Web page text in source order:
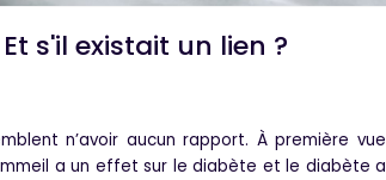
s'il existait un lien ?
n’avoir aucun rapport. À première vue
a un effet sur le diabète et le diabète a